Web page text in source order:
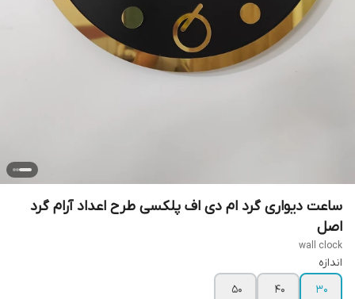
ساعت دیواری گرد ام دی اف پلکسی طرح اعداد آرام گرد
اصل
wall clock
اندازه
30
40
50